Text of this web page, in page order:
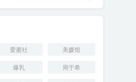
爱蜜社 美媛馆
爆乳 周于希